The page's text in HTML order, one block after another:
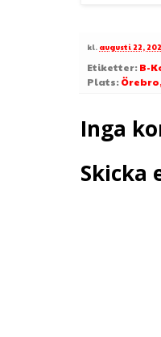
kl. augusti 22,
Etiketter: B-
Plats:
Inga
Skicka